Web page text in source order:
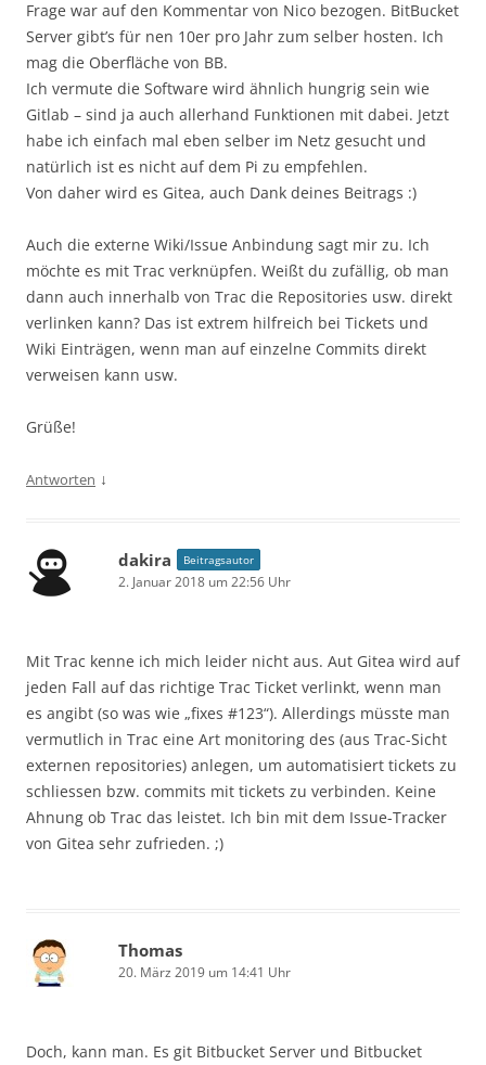
Frage war auf den Kommentar von Nico bezogen. BitBucket
Server gibt’s für nen 10er pro Jahr zum selber hosten. Ich
mag die Oberfläche von BB.
Ich vermute die Software wird ähnlich hungrig sein wie
Gitlab – sind ja auch allerhand Funktionen mit dabei. Jetzt
habe ich einfach mal eben selber im Netz gesucht und
natürlich ist es nicht auf dem Pi zu empfehlen.
Von daher wird es Gitea, auch Dank deines Beitrags :)
Auch die externe Wiki/Issue Anbindung sagt mir zu. Ich
möchte es mit Trac verknüpfen. Weißt du zufällig, ob man
dann auch innerhalb von Trac die Repositories usw. direkt
verlinken kann? Das ist extrem hilfreich bei Tickets und
Wiki Einträgen, wenn man auf einzelne Commits direkt
verweisen kann usw.
Grüße!
Antworten ↓
dakira Beitragsautor
2. Januar 2018 um 22:56 Uhr
Mit Trac kenne ich mich leider nicht aus. Aut Gitea wird auf
jeden Fall auf das richtige Trac Ticket verlinkt, wenn man
es angibt (so was wie „fixes #123“). Allerdings müsste man
vermutlich in Trac eine Art monitoring des (aus Trac-Sicht
externen repositories) anlegen, um automatisiert tickets zu
schliessen bzw. commits mit tickets zu verbinden. Keine
Ahnung ob Trac das leistet. Ich bin mit dem Issue-Tracker
von Gitea sehr zufrieden. ;)
Thomas
20. März 2019 um 14:41 Uhr
Doch, kann man. Es git Bitbucket Server und Bitbucket